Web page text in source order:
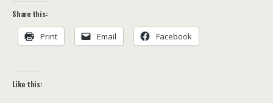
Share this:
Print Email Facebook
Like this: